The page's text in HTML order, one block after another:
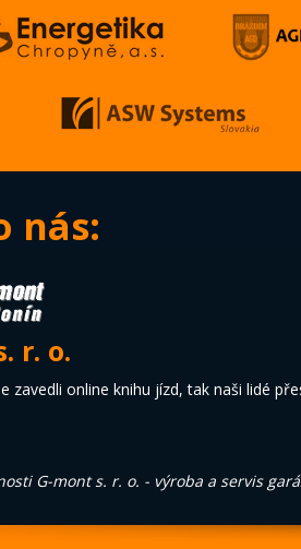
nás:
r. o.
zavedli online knihu jízd, tak naši lidé
G-mont s. r. o. - výroba a servis